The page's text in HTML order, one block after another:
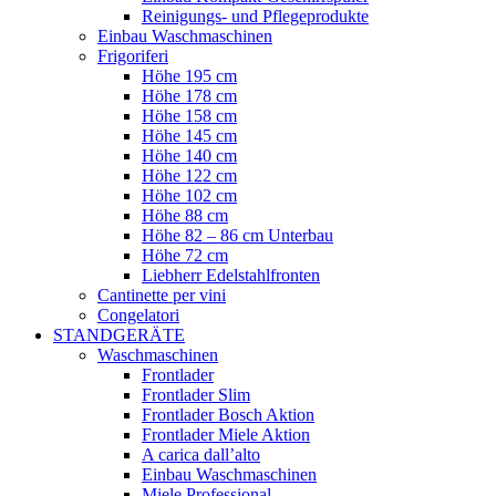
Reinigungs- und Pflegeprodukte
Einbau Waschmaschinen
Frigoriferi
Höhe 195 cm
Höhe 178 cm
Höhe 158 cm
Höhe 145 cm
Höhe 140 cm
Höhe 122 cm
Höhe 102 cm
Höhe 88 cm
Höhe 82 – 86 cm Unterbau
Höhe 72 cm
Liebherr Edelstahlfronten
Cantinette per vini
Congelatori
STANDGERÄTE
Waschmaschinen
Frontlader
Frontlader Slim
Frontlader Bosch Aktion
Frontlader Miele Aktion
A carica dall’alto
Einbau Waschmaschinen